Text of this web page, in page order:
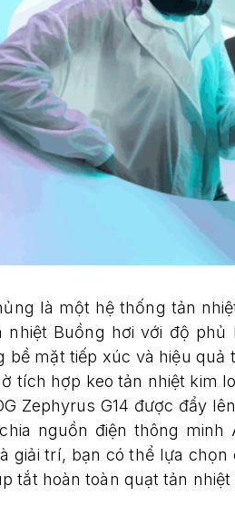
là một hệ thống tản
nhiệt Buồng hơi với độ
bề mặt tiếp xúc và hiệu
tích hợp keo tản nhiệt kim
Zephyrus G14 được đẩy
nguồn điện thông minh
giải trí, bạn có thể lựa
tắt hoàn toàn quạt tản